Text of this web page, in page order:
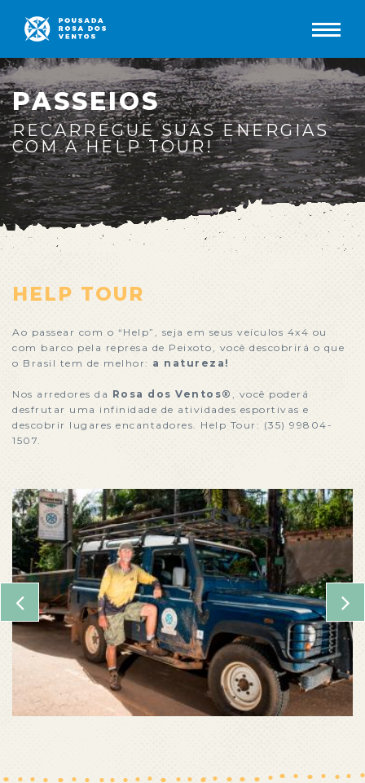
PASSEIOS
RECARREGUE SUAS ENERGIAS
COM A HELP TOUR!
HELP TOUR
Ao passear com o “Help”, seja em seus veículos 4x4 ou
com barco pela represa de Peixoto, você descobrirá o que
o Brasil tem de melhor: a natureza!
Nos arredores da Rosa dos Ventos® , você poderá
desfrutar uma infinidade de atividades esportivas e
descobrir lugares encantadores. Help Tour: (35) 99804-
1507.